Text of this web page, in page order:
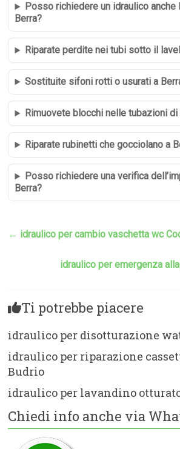
Posso richiedere un idraulico anche
Berra?
Riparate perdite nei tubi sotto il
Sostituite sifoni rotti o usurati a
Rimuovete blocchi nelle tubazioni di
Riparate rubinetti che gocciolano a
Posso richiedere una verifica
Berra?
← idraulico per cambio vaschetta wc
idraulico per emergenza
Ti potrebbe piacere
idraulico per disotturazione
idraulico per riparazione
Budrio
idraulico per lavandino
Chiedi info anche via